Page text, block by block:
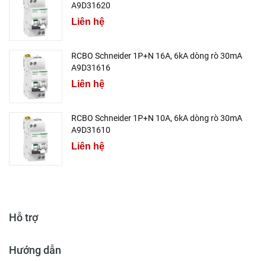
A9D31620
Liên hệ
RCBO Schneider 1P+N 16A, 6kA dòng rò 30mA
A9D31616
Liên hệ
RCBO Schneider 1P+N 10A, 6kA dòng rò 30mA
A9D31610
Liên hệ
Hỗ trợ
Hướng dẫn